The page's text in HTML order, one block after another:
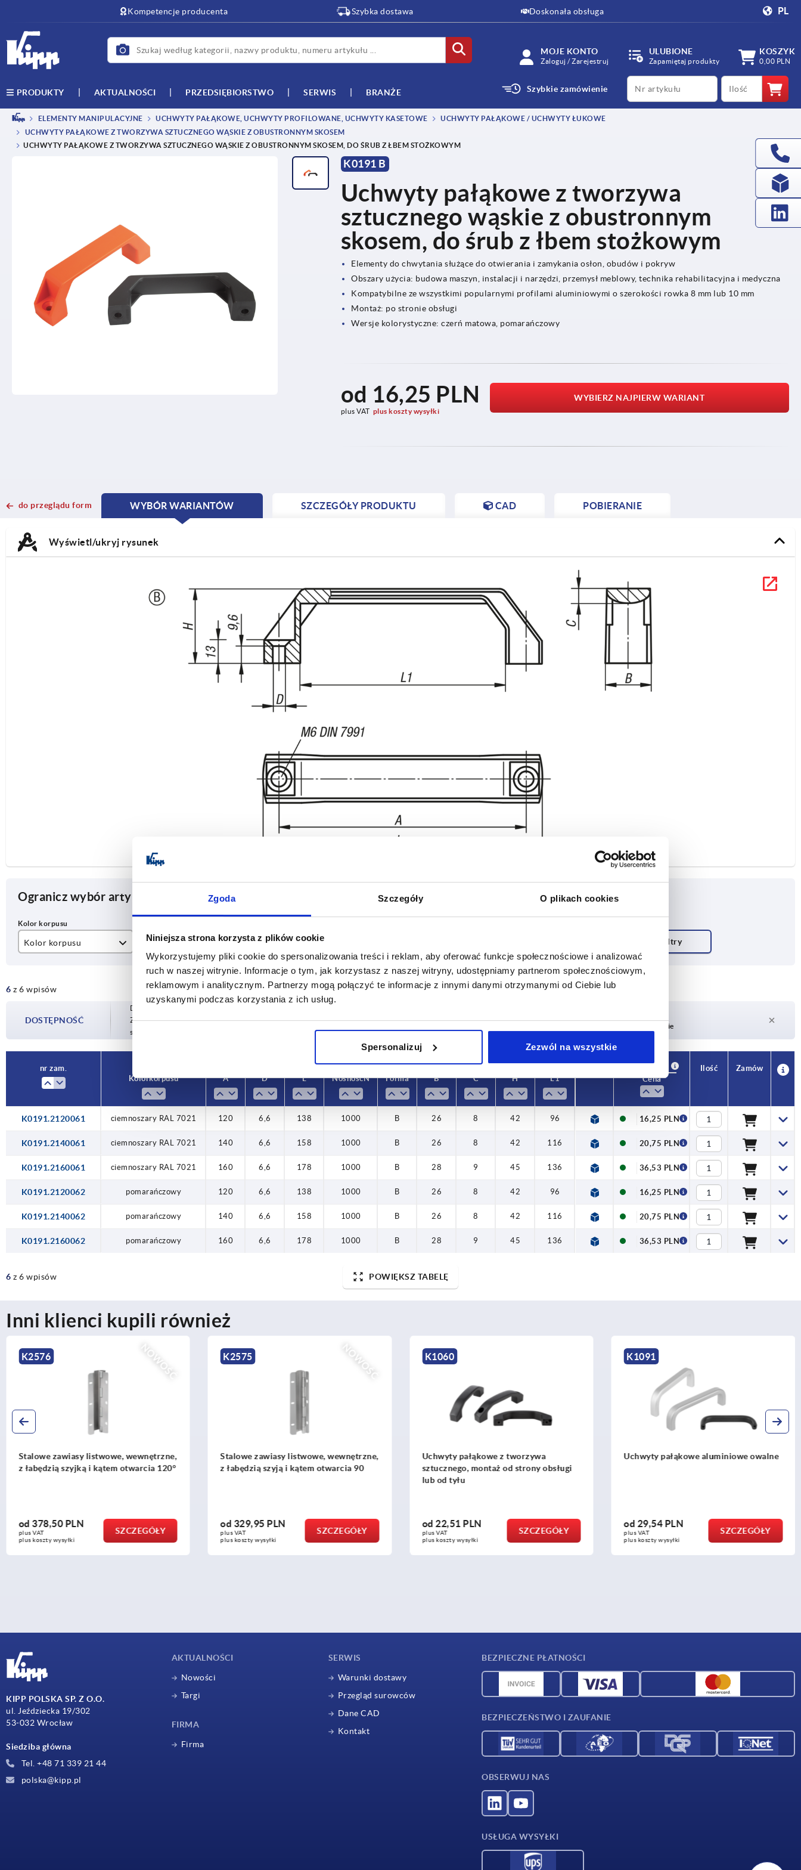
Zgoda Szczegóły O plikach cookies
Niniejsza strona korzysta z plików cookie
Wykorzystujemy pliki cookie do spersonalizowania treści i reklam, aby oferować funkcje społecznościowe i analizować
ruch w naszej witrynie. Informacje o tym, jak korzystasz z naszej witryny, udostępniamy partnerom społecznościowym,
reklamowym i analitycznym. Partnerzy mogą połączyć te informacje z innymi danymi otrzymanymi od Ciebie lub
uzyskanymi podczas korzystania z ich usług.
Spersonalizuj Zezwól na wszystkie
Kompetencje producenta Szybka dostawa Doskonała obsługa PL
MOJE KONTO
Zaloguj / Zarejestruj
ULUBIONE
Zapamiętaj produkty
KOSZYK
0,00 PLN
PRODUKTY AKTUALNOŚCI PRZEDSIĘBIORSTWO SERWIS BRANŻE Szybkie zamówienie
productCode qty
ELEMENTY MANIPULACYJNE UCHWYTY PAŁĄKOWE, UCHWYTY PROFILOWANE, UCHWYTY KASETOWE
UCHWYTY PAŁĄKOWE / UCHWYTY ŁUKOWE
UCHWYTY PAŁĄKOWE Z TWORZYWA SZTUCZNEGO WĄSKIE Z OBUSTRONNYM SKOSEM
UCHWYTY PAŁĄKOWE Z TWORZYWA SZTUCZNEGO WĄSKIE Z OBUSTRONNYM SKOSEM, DO ŚRUB Z ŁBEM STOŻKOWYM
K0191 B
Uchwyty pałąkowe z tworzywa
sztucznego wąskie z obustronnym
skosem, do śrub z łbem stożkowym
Elementy do chwytania służące do otwierania i zamykania osłon, obudów i pokryw
Obszary użycia: budowa maszyn, instalacji i narzędzi, przemysł meblowy, technika rehabilitacyjna i medyczna
Kompatybilne ze wszystkimi popularnymi profilami aluminiowymi o szerokości rowka 8 mm lub 10 mm
Montaż: po stronie obsługi
Wersje kolorystyczne: czerń matowa, pomarańczowy
od 16,25 PLN
plus VAT plus koszty wysyłki
WYBIERZ NAJPIERW WARIANT
do przeglądu form
WYBÓR WARIANTÓW
CURRENT
CURRENT
SZCZEGÓŁY PRODUKTU CAD POBIERANIE
Wyświetl/ukryj rysunek
Ogranicz wybór artykułu
Kolor korpusu
pomarańczowy 140
D
6,6
158
1000
6 z 6 wpisów POWIĘKSZ TABELĘ
DOSTĘPNOŚĆ
Dostępność jest aktualizowana kilka razy dziennie w regularnych odstępach czasu.
Zostaniesz poinformowany o potwierdzonej dacie wysyłki w ostatnim kroku przed
sfinalizowaniem zamówienia.
Obecnie brak w magazynie
nr zam.
Kolor korpusu
A D L Nośność N Forma B C H L1
Dostępność
Cena
Ilość Zamów
K0191.2120061 ciemnoszary RAL 7021 120 6,6 138 1000 B 26 8 42 96 16,25 PLN
K0191.2140061 ciemnoszary RAL 7021 140 6,6 158 1000 B 26 8 42 116 20,75 PLN
K0191.2160061 ciemnoszary RAL 7021 160 6,6 178 1000 B 28 9 45 136 36,53 PLN
K0191.2120062 pomarańczowy 120 6,6 138 1000 B 26 8 42 96 16,25 PLN
K0191.2140062 pomarańczowy 140 6,6 158 1000 B 26 8 42 116 20,75 PLN
K0191.2160062 pomarańczowy 160 6,6 178 1000 B 28 9 45 136 36,53 PLN
6 z 6 wpisów POWIĘKSZ TABELĘ
Inni klienci kupili również
NOWOŚĆ
K2575
Stalowe zawiasy listwowe, wewnętrzne,
z łabędzią szyją i kątem otwarcia 90
od329,95 PLN
plus VAT
plus koszty wysyłki
SZCZEGÓŁY
K1060
Uchwyty pałąkowe z tworzywa
sztucznego, montaż od strony obsługi
od22,51 PLN
plus VAT
plus koszty wysyłki
SZCZEGÓŁY
K1091
Uchwyty pałąkowe aluminiowe owalne
od29,54 PLN
plus VAT
plus koszty wysyłki
SZCZEGÓŁY
K0237
Uchwyty pałąkowe z tworzywa
od76,48 PLN
plus VAT
plus koszty wysyłki
SZCZEGÓŁY
KIPP POLSKA SP. Z O.O.
ul. Jeździecka 19/302
53-032 Wrocław
Siedziba główna
Tel. +48 71 339 21 44
polska@kipp.pl
AKTUALNOŚCI
Nowości
Targi
FIRMA
Firma
SERWIS
Warunki dostawy
Przegląd surowców
Dane CAD
Kontakt
BEZPIECZNE PŁATNOŚCI
BEZPIECZEŃSTWO I ZAUFANIE
OBSERWUJ NAS
USŁUGA WYSYŁKI